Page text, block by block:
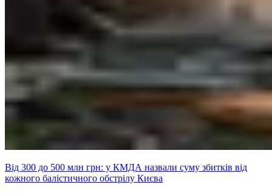
Від 300 до 500 млн грн: у КМДА назвали суму збитків від
кожного балістичного обстрілу Києва